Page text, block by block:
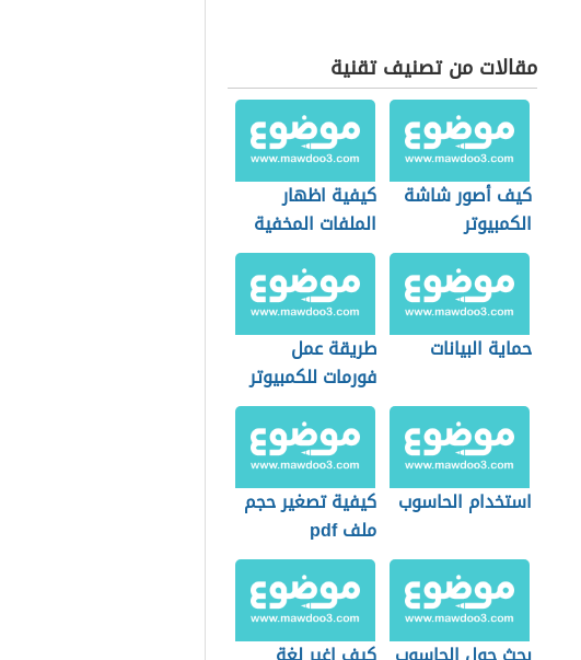
مقالات من تصنيف تقنية
كيف أصور شاشة
الكمبيوتر
كيفية اظهار
الملفات المخفية
حماية البيانات
طريقة عمل
فورمات للكمبيوتر
استخدام الحاسوب
كيفية تصغير حجم
ملف pdf